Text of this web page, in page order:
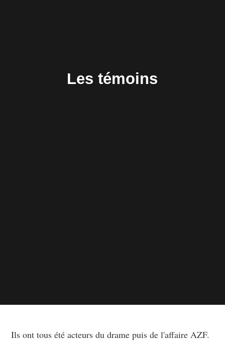
Les témoins
Ils ont tous été acteurs du drame puis de l'affaire AZF.